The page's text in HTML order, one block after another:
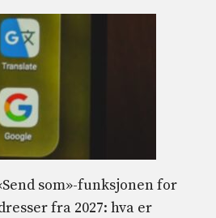
som»-funksjonen for
fra 2027: hva er